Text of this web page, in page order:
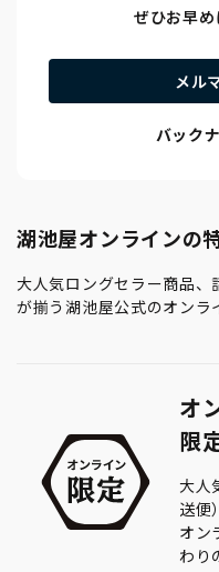
ぜひお早め
メル
バック
湖池屋オンラインの
大人気ロングセラー商品、
が揃う湖池屋公式のオンラ
オ
限
大人
送便
オン
わり